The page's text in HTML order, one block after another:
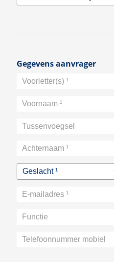
Gegevens aanvrager
Voorletter(s)
Voornaam
Tussenvoegsel
Achternaam
Geslacht ¹
E-
Functie
Telefoonnummer